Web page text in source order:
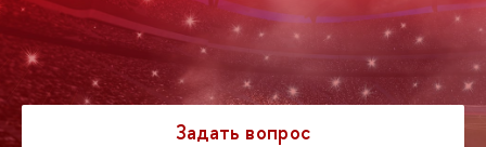
Задать вопрос